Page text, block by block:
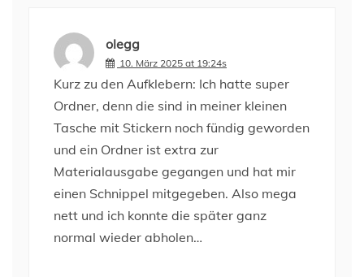
olegg
10. März 2025 at 19:24s
Kurz zu den Aufklebern: Ich hatte super
Ordner, denn die sind in meiner kleinen
Tasche mit Stickern noch fündig geworden
und ein Ordner ist extra zur
Materialausgabe gegangen und hat mir
einen Schnippel mitgegeben. Also mega
nett und ich konnte die später ganz
normal wieder abholen…